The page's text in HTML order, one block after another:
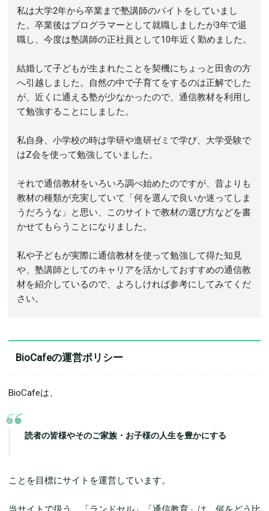
私は大学2年から卒業まで塾講師のバイトをしていまし
た。卒業後はプログラマーとして就職しましたが3年で退
職し、今度は塾講師の正社員として10年近く勤めました。
結婚して子どもが生まれたことを契機にちょっと田舎の方
へ引越しました。自然の中で子育てをするのは正解でした
が、近くに通える塾が少なかったので、通信教材を利用し
て勉強することにしました。
私自身、小学校の時は学研や進研ゼミで学び、大学受験で
はZ会を使って勉強していました。
それで通信教材をいろいろ調べ始めたのですが、昔よりも
教材の種類が充実していて「何を選んで良いか迷ってしま
うだろうな」と思い、このサイトで教材の選び方などを書
かせてもらうことになりました。
私や子どもが実際に通信教材を使って勉強して得た知見
や、塾講師としてのキャリアを活かしておすすめの通信教
材を紹介しているので、よろしければ参考にしてみてくだ
さい。
BioCafeの運営ポリシー
BioCafeは、
読者の皆様やそのご家族・お子様の人生を豊かにする
ことを目標にサイトを運営しています。